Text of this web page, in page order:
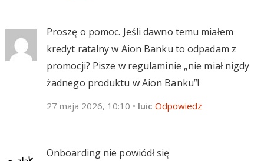
Proszę o pomoc. Jeśli dawno temu miałem
kredyt ratalny w Aion Banku to odpadam z
promocji? Pisze w regulaminie „nie miał nigdy
żadnego produktu w Aion Banku”!
27 maja 2026, 10:10 • luic Odpowiedz
Onboarding nie powiódł się